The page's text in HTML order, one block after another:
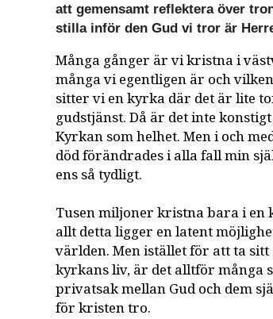
att gemensamt reflektera över
stilla inför den Gud vi tror är
Många gånger är vi kristna i
många vi egentligen är och
sitter vi en kyrka där det är lite
gudstjänst. Då är det inte
Kyrkan som helhet. Men i och
död förändrades i alla fall min
ens så tydligt.
Tusen miljoner kristna bara i en
allt detta ligger en latent
världen. Men istället för att ta
kyrkans liv, är det alltför många
privatsak mellan Gud och dem
för kristen tro.